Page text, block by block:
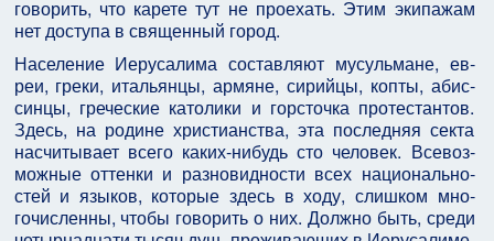
говорить, что карете тут не проехать. Этим экипажам
нет доступа в священный город.
Население Иерусалима составляют мусульмане, ев­
реи, греки, итальянцы, армяне, сирийцы, копты, абис­
синцы, греческие католики и горсточка протестантов.
Здесь, на родине христианства, эта последняя секта
насчитывает всего каких-нибудь сто человек. Всевоз­
можные оттенки и разновидности всех национально­
стей и языков, которые здесь в ходу, слишком мно­
гочисленны, чтобы говорить о них. Должно быть, среди